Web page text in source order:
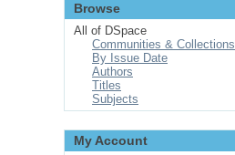
Browse
All of DSpace
Communities & Collections
By Issue Date
Authors
Titles
Subjects
My Account